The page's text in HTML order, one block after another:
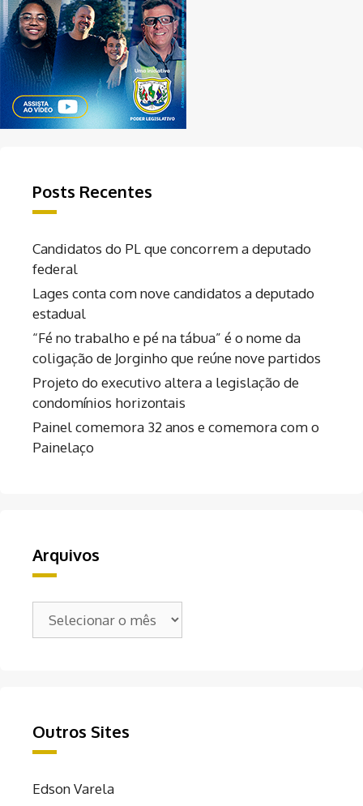
Posts Recentes
Candidatos do PL que concorrem a deputado
federal
Lages conta com nove candidatos a deputado
estadual
“Fé no trabalho e pé na tábua” é o nome da
coligação de Jorginho que reúne nove partidos
Projeto do executivo altera a legislação de
condomínios horizontais
Painel comemora 32 anos e comemora com o
Painelaço
Arquivos
Arquivos
Outros Sites
Edson Varela